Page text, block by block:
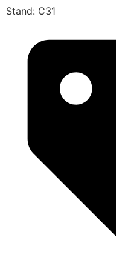
Stand: C31